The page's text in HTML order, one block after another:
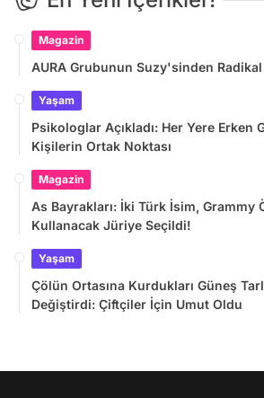
Magazin
AURA Grubunun Suzy'sinden
Yaşam
Psikologlar Açıkladı: Her Yere Erken
Kişilerin Ortak Noktası
Magazin
As Bayrakları: İki Türk İsim, Grammy
Kullanacak Jüriye Seçildi!
Yaşam
Çölün Ortasına Kurdukları Güneş
Değiştirdi: Çiftçiler İçin Umut Oldu